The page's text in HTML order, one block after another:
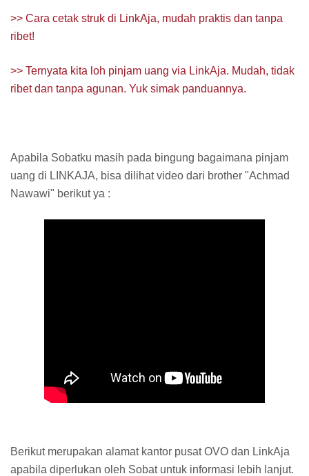
>> Cara cetak struk di LinkAja, mudah praktis dan tanpa
ribet!
>> Ternyata kita loh pinjam uang via LinkAja. Mudah, tidak
ribet dan tanpa agunan. Yuk simak panduannya.
Apabila Sobatku masih pada bingung bagaimana pinjam
uang di LINKAJA, bisa dilihat video dari brother "Achmad
Nawawi" berikut ya :
Berikut merupakan alamat kantor pusat OVO dan LinkAja
apabila diperlukan oleh Sobat untuk informasi lebih lanjut.